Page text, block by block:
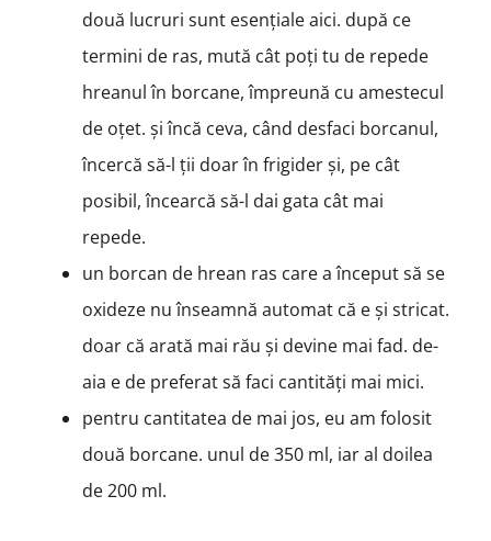
două lucruri sunt esențiale aici. după ce
termini de ras, mută cât poți tu de repede
hreanul în borcane, împreună cu amestecul
de oțet. și încă ceva, când desfaci borcanul,
încercă să-l ții doar în frigider și, pe cât
posibil, încearcă să-l dai gata cât mai
repede.
un borcan de hrean ras care a început să se
oxideze nu înseamnă automat că e și stricat.
doar că arată mai rău și devine mai fad. de-
aia e de preferat să faci cantități mai mici.
pentru cantitatea de mai jos, eu am folosit
două borcane. unul de 350 ml, iar al doilea
de 200 ml.